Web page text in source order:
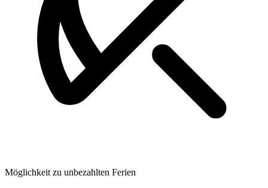
Möglichkeit zu unbezahlten Ferien